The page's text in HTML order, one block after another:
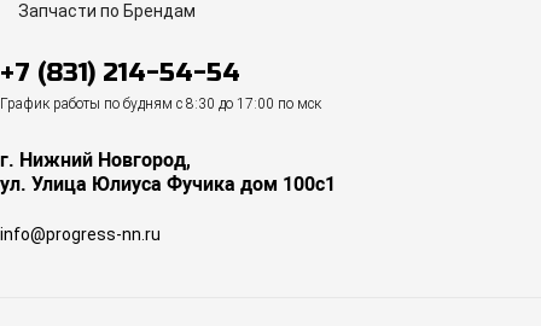
Запчасти по Брендам
+7 (831) 214-54-54
График работы по будням с 8:30 до 17:00 по мск
г. Нижний Новгород,
ул. Улица Юлиуса Фучика дом 100с1
info@progress-nn.ru